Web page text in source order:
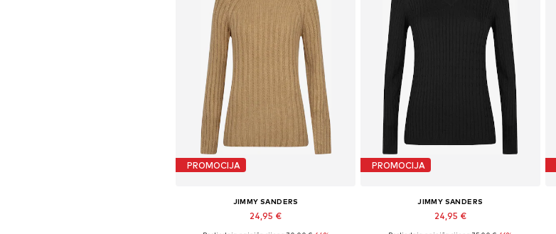
PROMOCIJA
JIMMY SANDERS
24,95 €
PROMOCIJA
JIMMY SANDERS
24,95 €